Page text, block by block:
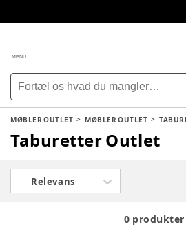
MENU
MØBLER OUTLET MØBLER OUTLET
Taburetter Outlet
Relevans
0 produkter